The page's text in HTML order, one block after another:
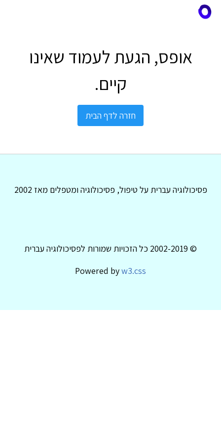
אופס, הגעת לעמוד שאינו
קיים.
חזרה לדף הבית
פסיכולוגיה עברית על טיפול, פסיכולוגיה ומטפלים מאז 2002
© 2002-2019 כל הזכויות שמורות לפסיכולוגיה עברית
Powered byw3.css